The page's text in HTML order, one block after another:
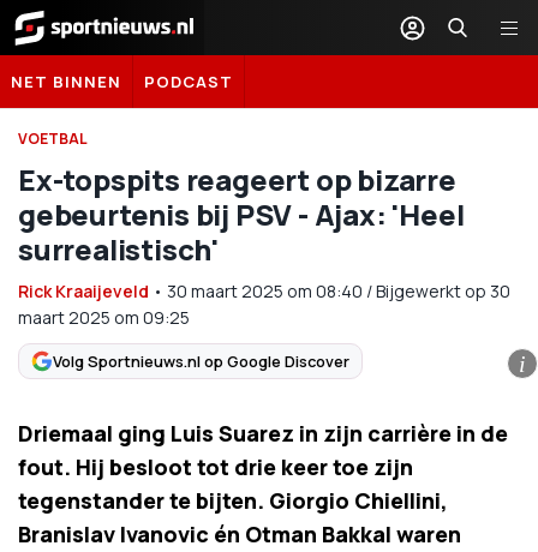
Sportnieuws.nl
NET BINNEN PODCAST
VOETBAL
Ex-topspits reageert op bizarre
gebeurtenis bij PSV - Ajax: 'Heel
surrealistisch'
Rick Kraaijeveld • 30 maart 2025 om 08:40 /Bijgewerkt op 30
maart 2025 om 09:25
Volg Sportnieuws.nl op Google Discover i
Driemaal ging Luis Suarez in zijn carrière in de
fout. Hij besloot tot drie keer toe zijn
tegenstander te bijten. Giorgio Chiellini,
Branislav Ivanovic én Otman Bakkal waren